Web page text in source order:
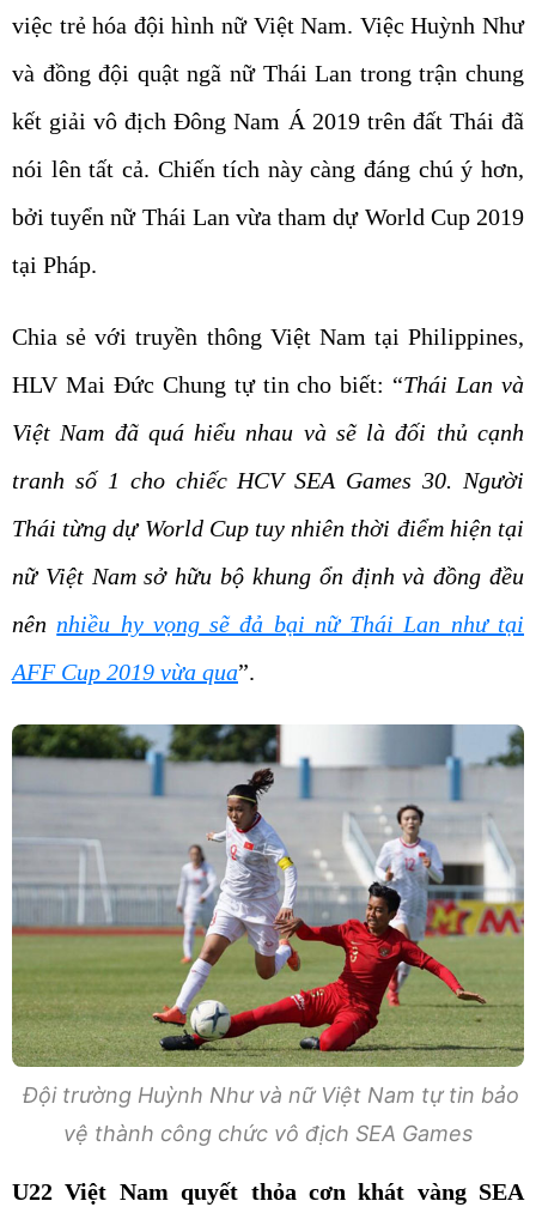
việc trẻ hóa đội hình nữ Việt Nam. Việc Huỳnh Như
và đồng đội quật ngã nữ Thái Lan trong trận chung
kết giải vô địch Đông Nam Á 2019 trên đất Thái đã
nói lên tất cả. Chiến tích này càng đáng chú ý hơn,
bởi tuyển nữ Thái Lan vừa tham dự World Cup 2019
tại Pháp.
Chia sẻ với truyền thông Việt Nam tại Philippines,
HLV Mai Đức Chung tự tin cho biết: “Thái Lan và
Việt Nam đã quá hiểu nhau và sẽ là đối thủ cạnh
tranh số 1 cho chiếc HCV SEA Games 30. Người
Thái từng dự World Cup tuy nhiên thời điểm hiện tại
nữ Việt Nam sở hữu bộ khung ổn định và đồng đều
nên nhiều hy vọng sẽ đả bại nữ Thái Lan như tại
AFF Cup 2019 vừa qua”.
Đội trường Huỳnh Như và nữ Việt Nam tự tin bảo
vệ thành công chức vô địch SEA Games
U22 Việt Nam quyết thỏa cơn khát vàng SEA